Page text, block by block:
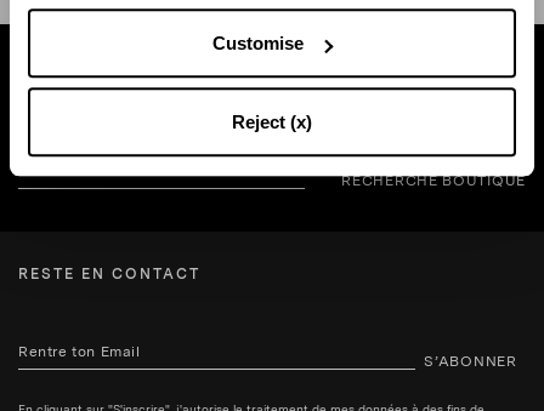
Customise
Reject (x)
Trouvez une boutique près de chez vous
RECHERCHE BOUTIQUE
RESTE EN CONTACT
S’ABONNER